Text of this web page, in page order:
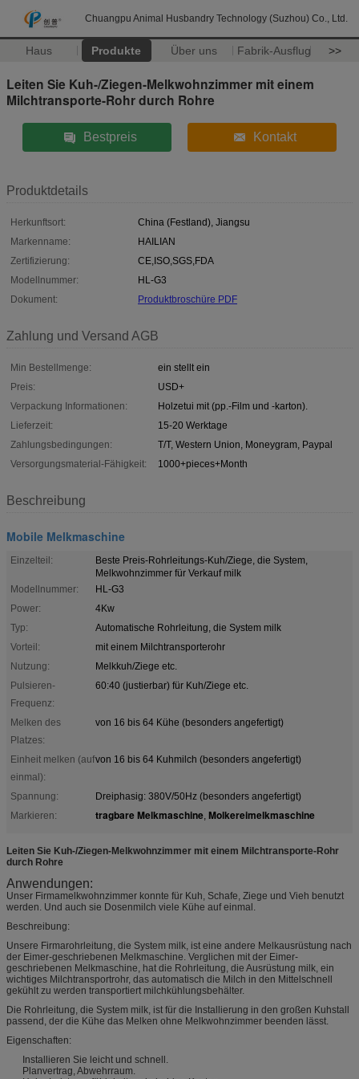
Chuangpu Animal Husbandry Technology (Suzhou) Co., Ltd.
Haus Produkte Über uns Fabrik-Ausflug >>
Leiten Sie Kuh-/Ziegen-Melkwohnzimmer mit einem
Milchtransporte-Rohr durch Rohre
Bestpreis Kontakt
Produktdetails
Herkunftsort:
China (Festland), Jiangsu
Markenname:
HAILIAN
Zertifizierung:
CE,ISO,SGS,FDA
Modellnummer:
HL-G3
Dokument:
Produktbroschüre PDF
Zahlung und Versand AGB
Min Bestellmenge:
ein stellt ein
Preis:
USD+
Verpackung Informationen:
Holzetui mit (pp.-Film und -karton).
Lieferzeit:
15-20 Werktage
Zahlungsbedingungen:
T/T, Western Union, Moneygram, Paypal
Versorgungsmaterial-Fähigkeit:
1000+pieces+Month
Beschreibung
Mobile Melkmaschine
Einzelteil:
Beste Preis-Rohrleitungs-Kuh/Ziege, die System,
Melkwohnzimmer für Verkauf milk
Modellnummer:
HL-G3
Power:
4Kw
Typ:
Automatische Rohrleitung, die System milk
Vorteil:
mit einem Milchtransporterohr
Nutzung:
Melkkuh/Ziege etc.
Pulsieren-
Frequenz:
60:40 (justierbar) für Kuh/Ziege etc.
Melken des
Platzes:
von 16 bis 64 Kühe (besonders angefertigt)
Einheit melken (auf
einmal):
von 16 bis 64 Kuhmilch (besonders angefertigt)
Spannung:
Dreiphasig: 380V/50Hz (besonders angefertigt)
Markieren:
tragbare Melkmaschine, Molkereimelkmaschine
Leiten Sie Kuh-/Ziegen-Melkwohnzimmer mit einem Milchtransporte-Rohr
durch Rohre
Anwendungen:
Unser Firmamelkwohnzimmer konnte für Kuh, Schafe, Ziege und Vieh benutzt
werden. Und auch sie Dosenmilch viele Kühe auf einmal.
Beschreibung:
Unsere Firmarohrleitung, die System milk, ist eine andere Melkausrüstung nach
der Eimer-geschriebenen Melkmaschine. Verglichen mit der Eimer-
geschriebenen Melkmaschine, hat die Rohrleitung, die Ausrüstung milk, ein
wichtiges Milchtransportrohr, das automatisch die Milch in den Mittelschnell
gekühlt zu werden transportiert milchkühlungsbehälter.
Die Rohrleitung, die System milk, ist für die Installierung in den großen Kuhstall
passend, der die Kühe das Melken ohne Melkwohnzimmer beenden lässt.
Eigenschaften:
Installieren Sie leicht und schnell.
Planvertrag, Abwehrraum.